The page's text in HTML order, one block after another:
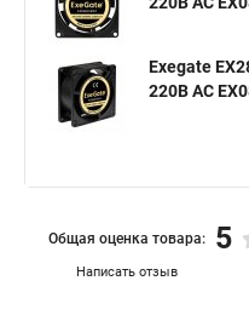
Exegate
220В AC
Написать отзыв
Общая оценка товара: 5